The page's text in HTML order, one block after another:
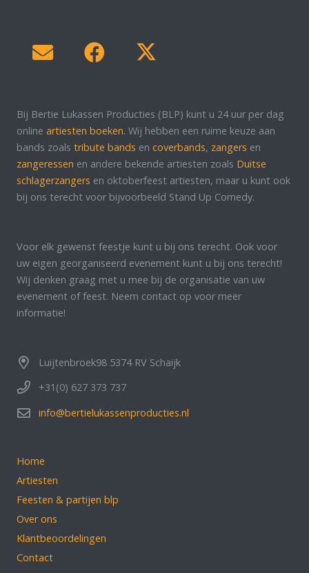
Bij Bertie Lukassen Producties (BLP) kunt u 24 uur per dag
online artiesten boeken. Wij hebben een ruime keuze aan
bands zoals tribute bands en coverbands, zangers en
zangeressen en andere bekende artiesten zoals Duitse
schlagerzangers en oktoberfeest artiesten, maar u kunt ook
bij ons terecht voor bijvoorbeeld Stand Up Comedy.
Voor elk gewenst feestje kunt u bij ons terecht. Ook voor
uw eigen georganiseerd evenement kunt u bij ons terecht!
Wij denken graag met u mee bij de organisatie van uw
evenement of feest. Neem contact op voor meer
informatie!
Luijtenbroek98 5374 RV Schaijk
+31(0) 627 373 737
info@bertielukassenproducties.nl
Home
Artiesten
Feesten & partijen blp
Over ons
Klantbeoordelingen
Contact